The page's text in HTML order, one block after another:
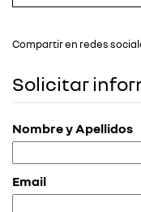
Compartir en redes
Solicitar
Nombre y Apellidos
Email